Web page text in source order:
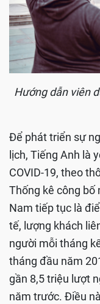
Hướng dẫn viên
Để phát triển sự
lịch, Tiếng Anh là
COVID-19, theo
Thống kê công
Nam tiếp tục là
tế, lượng khách
người mỗi tháng
tháng đầu năm
gần 8,5 triệu lượt
năm trước. Điều